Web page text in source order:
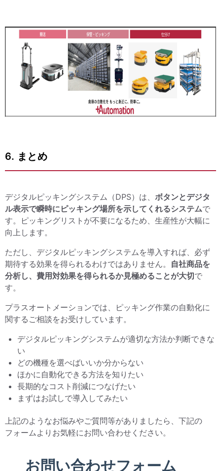
6. まとめ
デジタルピッキングシステム（DPS）は、 ボタンとデジタ
ル表示で瞬時にピッキング場所を示してくれるシステムで
す。ピッキングリストが不要になるため、生産性が大幅に
向上します。
ただし、デジタルピッキングシステムを導入すれば、必ず
期待する効果を得られるわけではありません。 自社商品を
分析し、費用対効果を得られるか見極めることが大切で
す。
プラスオートメーションでは、ピッキング作業の自動化に
関するご相談をお受けしています。
デジタルピッキングシステムが適切な方法か判断できな
い
どの機種を選べばいいか分からない
ほかに自動化できる方法を知りたい
長期的なコスト削減につなげたい
まずはお試しで導入してみたい
上記のようなお悩みやご質問等がありましたら、下記の
フォームよりお気軽にお問い合わせください。